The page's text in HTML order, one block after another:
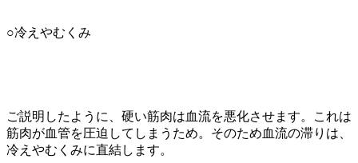
○冷えやむくみ
ご説明したように、硬い筋肉は血流を悪化させます。これは
筋肉が血管を圧迫してしまうため。そのため血流の滞りは、
冷えやむくみに直結します。